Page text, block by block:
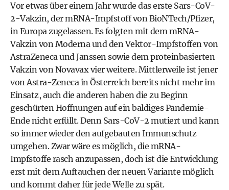
Vor etwas über einem Jahr wurde das erste Sars-CoV-
2-Vakzin, der mRNA-Impfstoff von BioNTech/Pfizer,
in Europa zugelassen. Es folgten mit dem mRNA-
Vakzin von Moderna und den Vektor-Impfstoffen von
AstraZeneca und Janssen sowie dem proteinbasierten
Vakzin von Novavax vier weitere. Mittlerweile ist jener
von Astra-Zeneca in Österreich bereits nicht mehr im
Einsatz, auch die anderen haben die zu Beginn
geschürten Hoffnungen auf ein baldiges Pandemie-
Ende nicht erfüllt. Denn Sars-CoV-2 mutiert und kann
so immer wieder den aufgebauten Immunschutz
umgehen. Zwar wäre es möglich, die mRNA-
Impfstoffe rasch anzupassen, doch ist die Entwicklung
erst mit dem Auftauchen der neuen Variante möglich
und kommt daher für jede Welle zu spät.